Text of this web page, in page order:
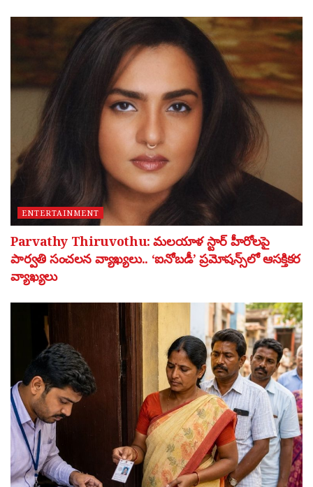
ENTERTAINMENT
Parvathy Thiruvothu: మలయాళ స్టార్ హీరోలపై
పార్వతి సంచలన వ్యాఖ్యలు.. ‘ఐనోబడీ’ ప్రమోషన్స్‌లో ఆసక్తికర
వ్యాఖ్యలు